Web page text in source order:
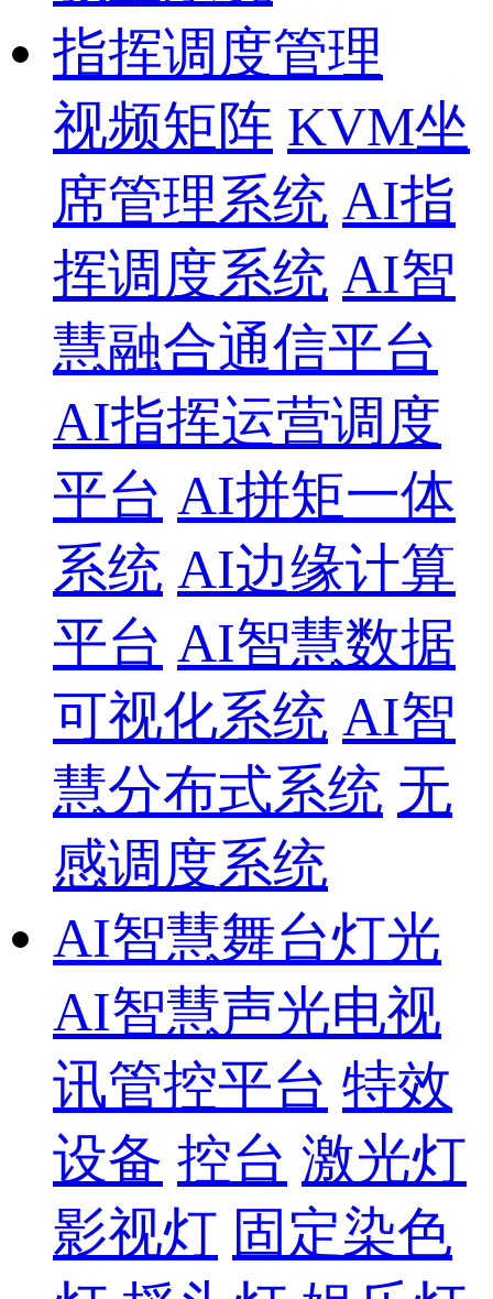
指挥调度管理
视频矩阵 KVM坐
席管理系统 AI指
挥调度系统 AI智
慧融合通信平台
AI指挥运营调度
平台 AI拼矩一体
系统 AI边缘计算
平台 AI智慧数据
可视化系统 AI智
慧分布式系统 无
感调度系统
AI智慧舞台灯光
AI智慧声光电视
讯管控平台 特效
设备 控台 激光灯
影视灯 固定染色